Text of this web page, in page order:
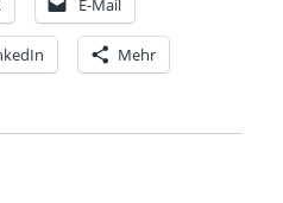
E-Mail
Mehr